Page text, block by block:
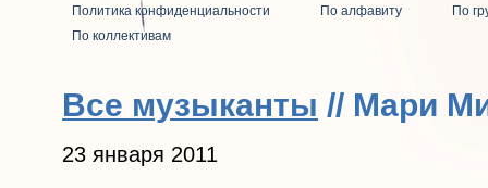
Политика конфиденциальности По алфавиту
По
По коллективам
Все музыканты // Мари
23 января 2011